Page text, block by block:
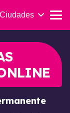
Ciudades